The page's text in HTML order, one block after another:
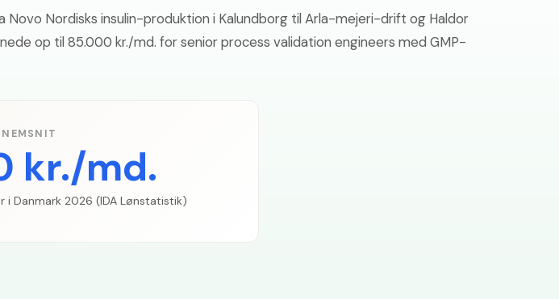
Nordisks insulin-produktion i Kalundborg til Arla-mejeri-drift og Haldor
op til 85.000 kr./md. for senior process validation engineers med GMP-
kr./md.
Danmark 2026 (IDA Lønstatistik)